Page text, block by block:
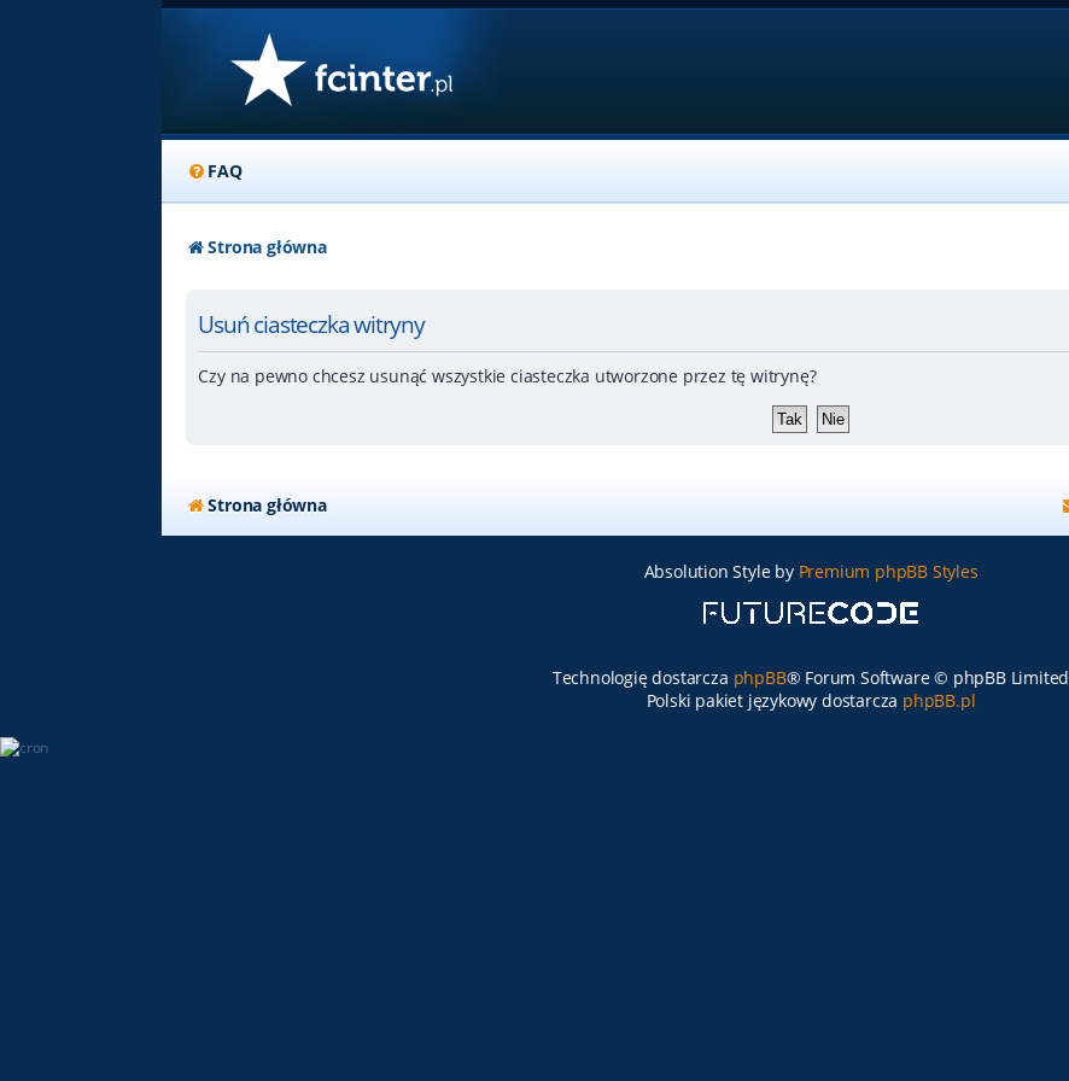
FAQ
Strona główna
Usuń ciasteczka witryny
Czy na pewno chcesz usunąć wszystkie ciasteczka utworzone przez tę witrynę?
Strona główna
Absolution Style by Premium phpBB Styles
Technologię dostarcza phpBB® Forum Software © phpBB Limited
Polski pakiet językowy dostarcza phpBB.pl